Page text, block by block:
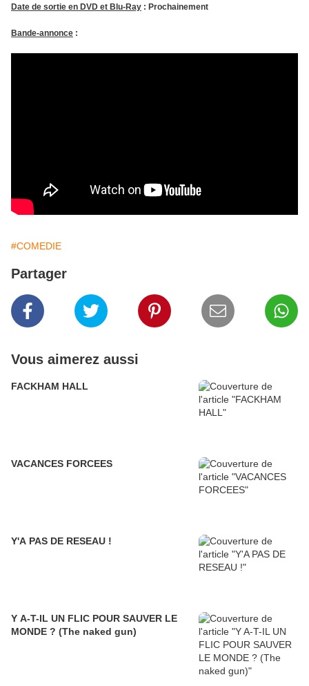
Date de sortie en DVD et Blu-Ray : Prochainement
Bande-annonce :
#COMEDIE
Partager
Vous aimerez aussi
FACKHAM HALL
VACANCES FORCEES
Y'A PAS DE RESEAU !
Y A-T-IL UN FLIC POUR SAUVER LE
MONDE ? (The naked gun)